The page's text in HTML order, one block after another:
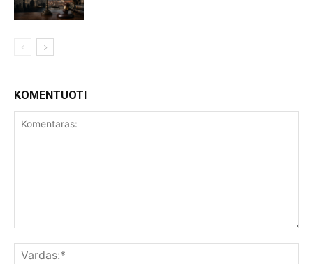
KOMENTUOTI